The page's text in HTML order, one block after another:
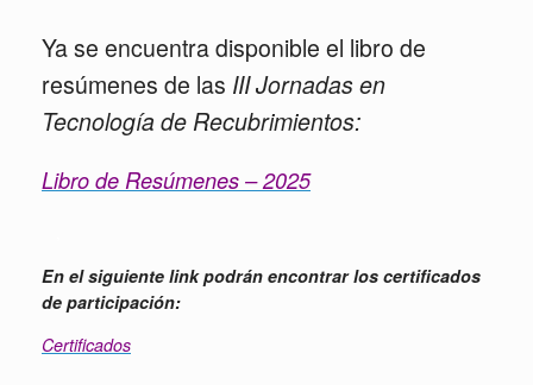
Ya se encuentra disponible el libro de
resúmenes de las III Jornadas en
Tecnología de Recubrimientos:
Libro de Resúmenes – 2025
En el siguiente link podrán encontrar los certificados
de participación:
Certificados